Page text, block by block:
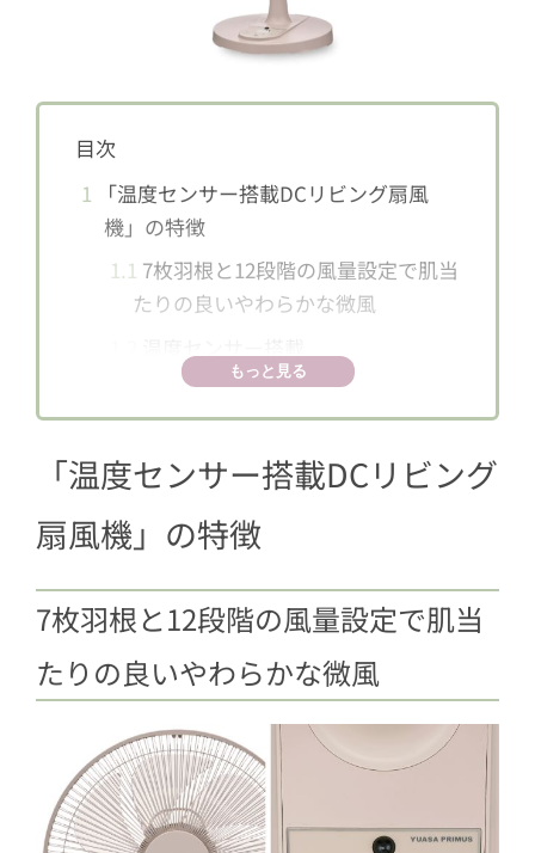
目次
1
「温度センサー搭載DCリビング扇風
機」の特徴
1.1 7枚羽根と12段階の風量設定で肌当
たりの良いやわらかな微風
雑誌で1万円以下の扇風機の第1位
を受賞
もっと見る
「温度センサー搭載DCリビング
扇風機」の特徴
7枚羽根と12段階の風量設定で肌当
たりの良いやわらかな微風